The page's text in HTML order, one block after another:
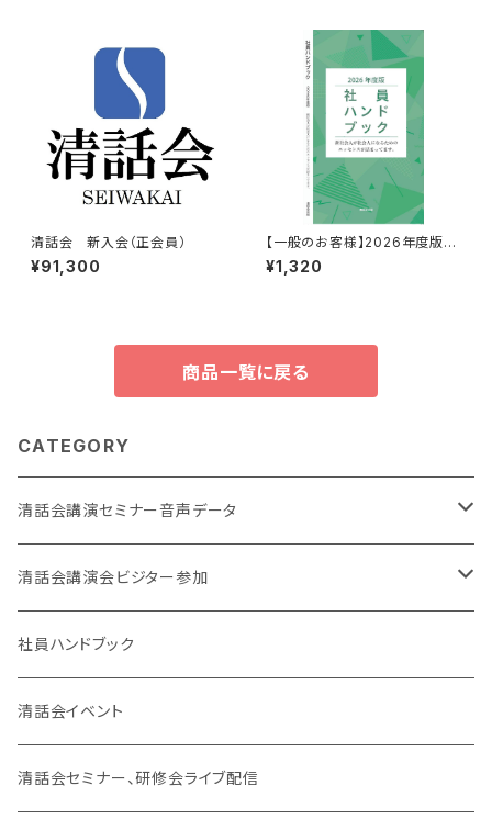
清話会 新入会（正会員）
¥91,300
【一般のお客様】2026年度版
「社員ハンドブック」※好評頒布
中 ‼
¥1,320
商品一覧に戻る
CATEGORY
清話会講演セミナー音声データ
東京開催
大阪開催
清話会講演会ビジター参加
東京開催
大阪開催
SJC
社員ハンドブック
清話会イベント
清話会セミナー、研修会ライブ配信